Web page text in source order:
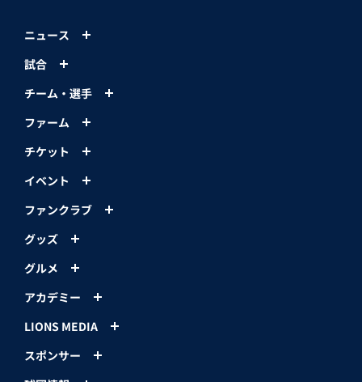
ニュース
試合
チーム・選手
ファーム
チケット
イベント
ファンクラブ
グッズ
グルメ
アカデミー
LIONS MEDIA
スポンサー